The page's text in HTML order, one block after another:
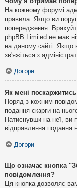
На кожному форумі
правила. Якщо ви
попередження.
phpBB Limited не має
на даному сайті. Якщо
зв'яжіться з
Догори
Як мені
Поряд з кожним
подання скарги на
Натиснувши на неї, ви
відправлення подання
Догори
Що означає кнопка
повідомлення?
Ця кнопка дозволяє